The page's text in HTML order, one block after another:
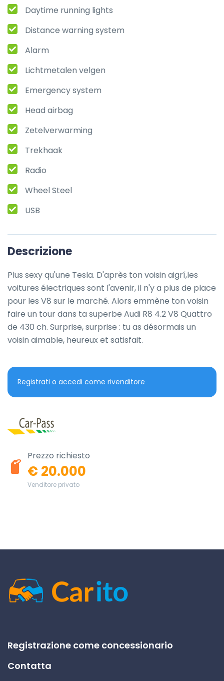
Daytime running lights
Distance warning system
Alarm
Lichtmetalen velgen
Emergency system
Head airbag
Zetelverwarming
Trekhaak
Radio
Wheel Steel
USB
Descrizione
Plus sexy qu'une Tesla. D'après ton voisin aigrí,les
voitures électriques sont l'avenir, il n'y a plus de place
pour les V8 sur le marché. Alors emmène ton voisin
faire un tour dans ta superbe Audi R8 4.2 V8 Quattro
de 430 ch. Surprise, surprise : tu as désormais un
voisin aimable, heureux et satisfait.
Registrati o accedi come rivenditore
Prezzo richiesto
€ 20.000
Venditore privato
Registrazione come concessionario
Contatta